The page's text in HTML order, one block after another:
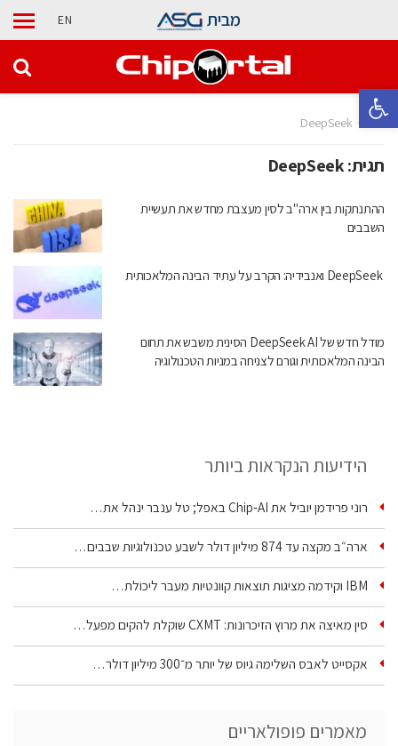
פתח סרגל נגישות
מבית EN
בית DeepSeek
תגית:DeepSeek
ההתנתקות בין ארה"ב לסין מעצבת מחדש את תעשיית
השבבים
DeepSeek ואנבידיה: הקרב על עתיד הבינה המלאכותית
מודל חדש של DeepSeek AI הסינית משבש את תחום
הבינה המלאכותית וגורם לצניחה במניות הטכנולוגיה
הידיעות הנקראות ביותר
רוני פרידמן יוביל את Chip‑AI באפל; טל ענבר ינהל את…
ארה״ב מקצה עד 874 מיליון דולר לשבע טכנולוגיות שבבים…
IBM וקידמה מציגות תוצאות קוונטיות מעבר ליכולת…
סין מאיצה את מרוץ הזיכרונות: CXMT שוקלת להקים מפעל…
אקסייט לאבס השלימה גיוס של יותר מ־300 מיליון דולר…
מאמרים פופולאריים